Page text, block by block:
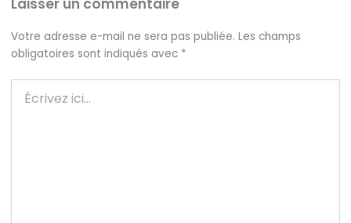
Votre adresse e-mail ne sera pas publiée. Les champs
obligatoires sont indiqués avec *
ici…